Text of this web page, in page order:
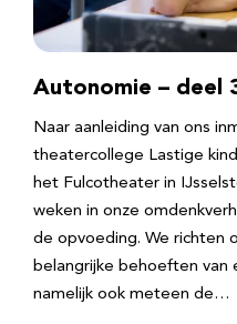
Autonomie – deel
Naar aanleiding van ons
theatercollege Lastige
het Fulcotheater in
weken in onze
de opvoeding. We richten
belangrijke behoeften van
namelijk ook meteen de…